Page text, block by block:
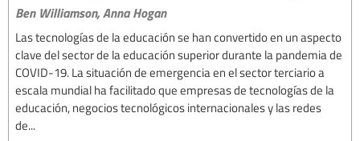
Ben Williamson,Anna Hogan
Las tecnologías de la educación se han convertido en un aspecto
clave del sector de la educación superior durante la pandemia de
COVID-19. La situación de emergencia en el sector terciario a
escala mundial ha facilitado que empresas de tecnologías de la
educación, negocios tecnológicos internacionales y las redes
de...